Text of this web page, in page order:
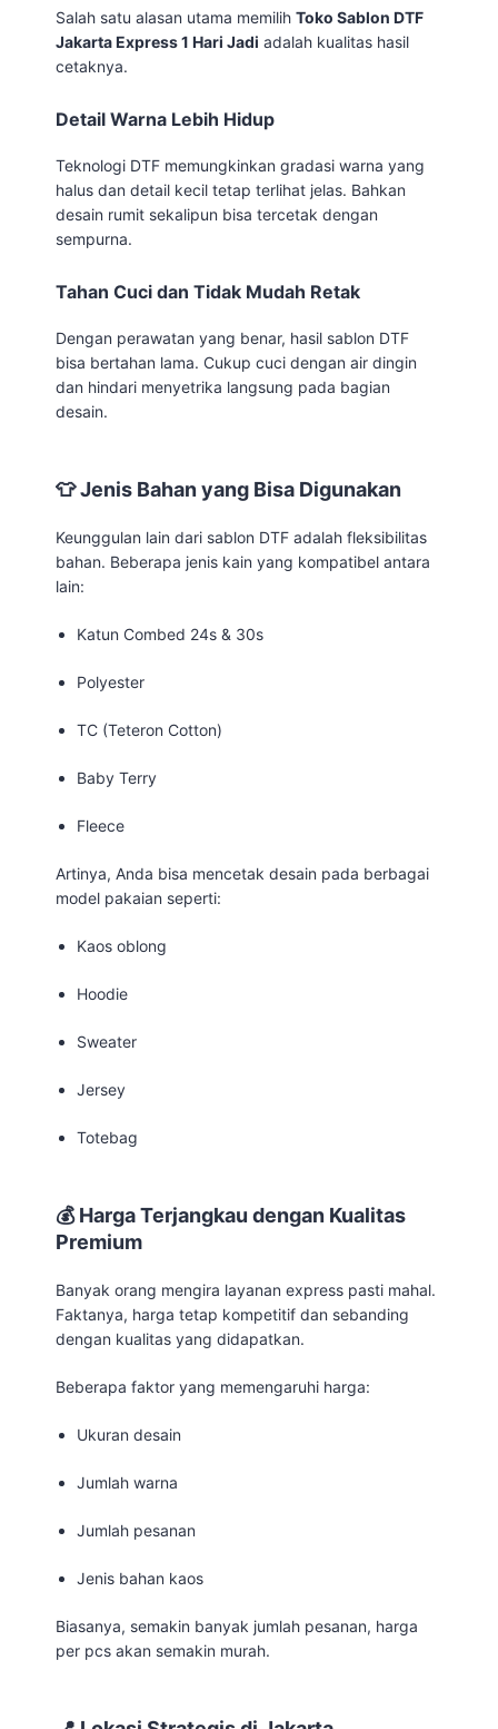
Salah satu alasan utama memilih Toko Sablon DTF
Jakarta Express 1 Hari Jadi adalah kualitas hasil
cetaknya.
Detail Warna Lebih Hidup
Teknologi DTF memungkinkan gradasi warna yang
halus dan detail kecil tetap terlihat jelas. Bahkan
desain rumit sekalipun bisa tercetak dengan
sempurna.
Tahan Cuci dan Tidak Mudah Retak
Dengan perawatan yang benar, hasil sablon DTF
bisa bertahan lama. Cukup cuci dengan air dingin
dan hindari menyetrika langsung pada bagian
desain.
👕 Jenis Bahan yang Bisa Digunakan
Keunggulan lain dari sablon DTF adalah fleksibilitas
bahan. Beberapa jenis kain yang kompatibel antara
lain:
Katun Combed 24s & 30s
Polyester
TC (Teteron Cotton)
Baby Terry
Fleece
Artinya, Anda bisa mencetak desain pada berbagai
model pakaian seperti:
Kaos oblong
Hoodie
Sweater
Jersey
Totebag
💰 Harga Terjangkau dengan Kualitas
Premium
Banyak orang mengira layanan express pasti mahal.
Faktanya, harga tetap kompetitif dan sebanding
dengan kualitas yang didapatkan.
Beberapa faktor yang memengaruhi harga:
Ukuran desain
Jumlah warna
Jumlah pesanan
Jenis bahan kaos
Biasanya, semakin banyak jumlah pesanan, harga
per pcs akan semakin murah.